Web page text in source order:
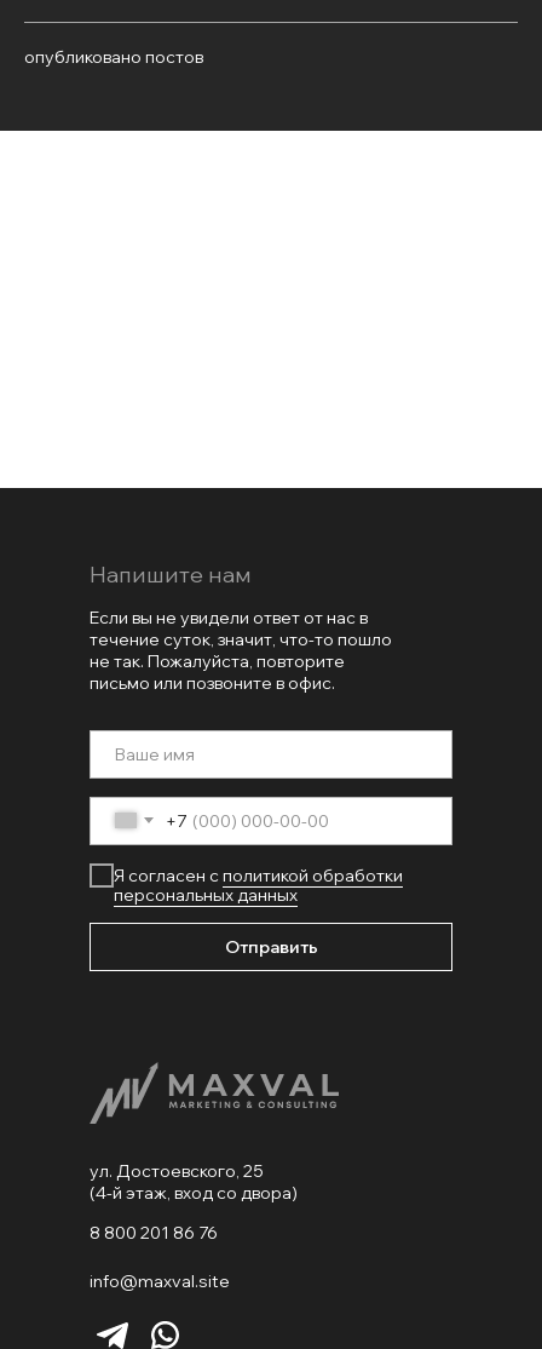
опубликовано постов
ул. Достоевского, 25
(4-й этаж, вход со двора)
8 800 201 86 76
Напишите нам
Если вы не увидели ответ от нас в
течение суток, значит, что-то пошло
не так. Пожалуйста, повторите
письмо или позвоните в офис.
+7
Я согласен с политикой обработки
персональных данных
Отправить
info@maxval.site